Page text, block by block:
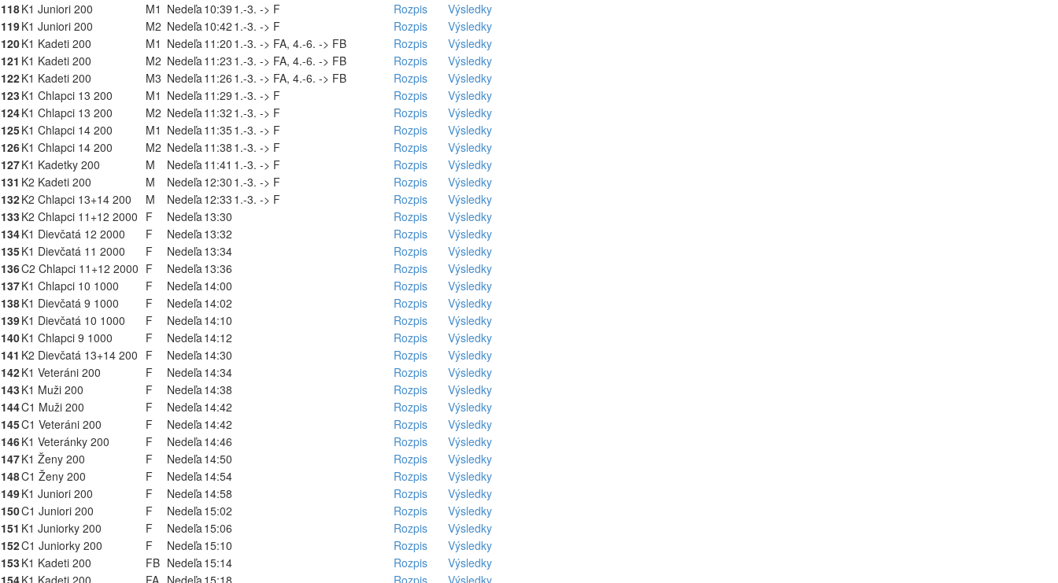
118K1 Juniori 200 M1 Nedeľa10:39 1.-3. -> F Rozpis
Výsledky
119K1 Juniori 200 M2 Nedeľa10:42 1.-3. -> F Rozpis
Výsledky
120K1 Kadeti 200 M1 Nedeľa11:20 1.-3. -> FA, 4.-6. -> FB Rozpis
Výsledky
121 K1 Kadeti 200 M2 Nedeľa11:23 1.-3. -> FA, 4.-6. -> FB Rozpis
Výsledky
122K1 Kadeti 200 M3 Nedeľa11:26 1.-3. -> FA, 4.-6. -> FB Rozpis
Výsledky
123K1 Chlapci 13 200 M1 Nedeľa11:29 1.-3. -> F Rozpis
Výsledky
124K1 Chlapci 13 200 M2 Nedeľa11:32 1.-3. -> F Rozpis
Výsledky
125K1 Chlapci 14 200 M1 Nedeľa11:351.-3. -> F Rozpis
Výsledky
126K1 Chlapci 14 200 M2 Nedeľa11:38 1.-3. -> F Rozpis
Výsledky
127K1 Kadetky 200 M Nedeľa11:41 1.-3. -> F Rozpis
Výsledky
131 K2 Kadeti 200 M Nedeľa12:30 1.-3. -> F Rozpis
Výsledky
132K2 Chlapci 13+14 200 M Nedeľa12:33 1.-3. -> F Rozpis
Výsledky
133K2 Chlapci 11+12 2000 F Nedeľa13:30 Rozpis
Výsledky
134K1 Dievčatá 12 2000 F Nedeľa13:32 Rozpis
Výsledky
135K1 Dievčatá 11 2000 F Nedeľa13:34 Rozpis
Výsledky
136C2 Chlapci 11+12 2000 F Nedeľa13:36 Rozpis
Výsledky
137K1 Chlapci 10 1000 F Nedeľa14:00 Rozpis
Výsledky
138K1 Dievčatá 9 1000 F Nedeľa14:02 Rozpis
Výsledky
139K1 Dievčatá 10 1000 F Nedeľa14:10 Rozpis
Výsledky
140K1 Chlapci 9 1000 F Nedeľa14:12 Rozpis
Výsledky
141 K2 Dievčatá 13+14 200 F Nedeľa14:30 Rozpis
Výsledky
142K1 Veteráni 200 F Nedeľa14:34 Rozpis
Výsledky
143K1 Muži 200 F Nedeľa14:38 Rozpis
Výsledky
144C1 Muži 200 F Nedeľa14:42 Rozpis
Výsledky
145C1 Veteráni 200 F Nedeľa14:42 Rozpis
Výsledky
146K1 Veteránky 200 F Nedeľa14:46 Rozpis
Výsledky
147K1 Ženy 200 F Nedeľa14:50 Rozpis
Výsledky
148C1 Ženy 200 F Nedeľa14:54 Rozpis
Výsledky
149K1 Juniori 200 F Nedeľa14:58 Rozpis
Výsledky
150C1 Juniori 200 F Nedeľa15:02 Rozpis
Výsledky
151 K1 Juniorky 200 F Nedeľa15:06 Rozpis
Výsledky
152C1 Juniorky 200 F Nedeľa15:10 Rozpis
Výsledky
153K1 Kadeti 200 FB Nedeľa15:14 Rozpis
Výsledky
154K1 Kadeti 200 FA Nedeľa 15:18 Rozpis Výsledky